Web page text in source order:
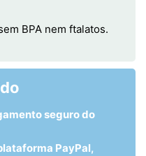
BPA nem ftalatos.
seguro do
PayPal,